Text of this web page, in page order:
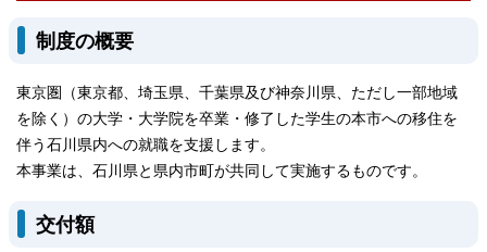
制度の概要
東京圏（東京都、埼玉県、千葉県及び神奈川県、ただし一部地域
を除く）の大学・大学院を卒業・修了した学生の本市への移住を
伴う石川県内への就職を支援します。
本事業は、石川県と県内市町が共同して実施するものです。
交付額